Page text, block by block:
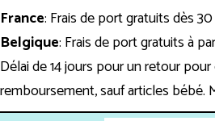
France: Frais de port gratuits dès
Belgique: Frais de port gratuits à
Délai de 14 jours pour un retour
remboursement, sauf articles bébé.